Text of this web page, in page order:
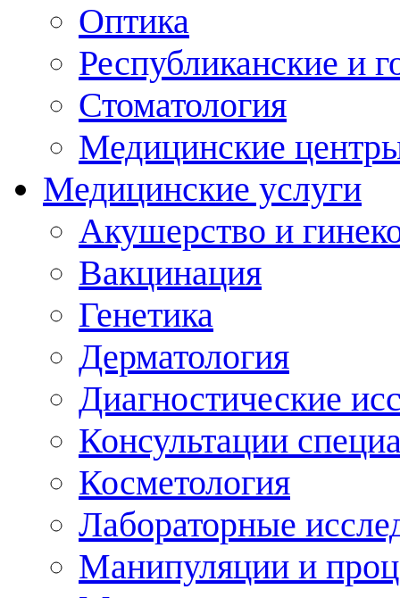
Оптика
Республиканские и
Стоматология
Медицинские
Медицинские услуги
Акушерство и
Вакцинация
Генетика
Дерматология
Диагностические
Консультации
Косметология
Лабораторные
Манипуляции и